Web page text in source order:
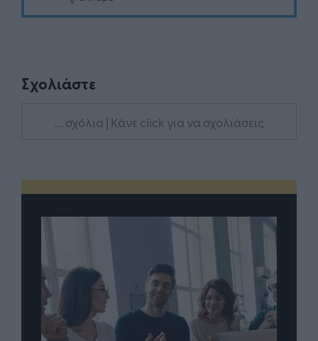
Σχολιάστε
... σχόλια | Κάνε click για να σχολιάσεις